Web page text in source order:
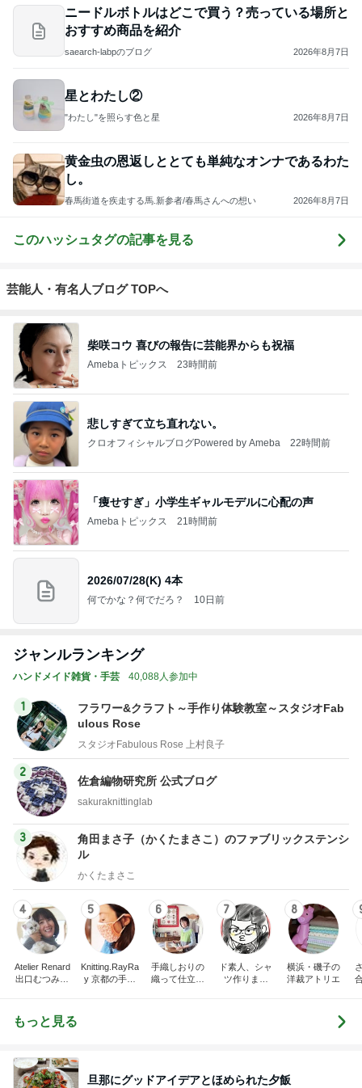
ニードルボトルはどこで買う？売っている場所と
おすすめ商品を紹介
saearch-labpのブログ 2026年8月7日
星とわたし②
"わたし"を照らす色と星 2026年8月7日
黄金虫の恩返しととても単純なオンナであるわた
し。
春馬街道を疾走する馬.新参者/春馬さんへの想い 2026年8月7日
このハッシュタグの記事を見る
芸能人・有名人ブログ TOPへ
柴咲コウ 喜びの報告に芸能界からも祝福
Amebaトピックス 23時間前
悲しすぎて立ち直れない。
クロオフィシャルブログPowered by Ameba 22時間前
「痩せすぎ」小学生ギャルモデルに心配の声
Amebaトピックス 21時間前
2026/07/28(K) 4本
何でかな？何でだろ？ 10日前
ジャンルランキング
ハンドメイド雑貨・手芸 40,088人参加中
1
フラワー&クラフト～手作り体験教室～スタジオFab
ulous Rose
スタジオFabulous Rose 上村良子
2
佐倉編物研究所 公式ブログ
sakuraknittinglab
3
角田まさ子（かくたまさこ）のファブリックステンシ
ル
かくたまさこ
4
Atelier Renard
出口むつみの
5
Knitting.RayRa
y 京都の手編
6
手織しおりの
織って仕立て
7
ド素人、シャ
ツ作りまし
8
横浜・磯子の
洋裁アトリエ
もっと見る
旦那にグッドアイデアとほめられた夕飯